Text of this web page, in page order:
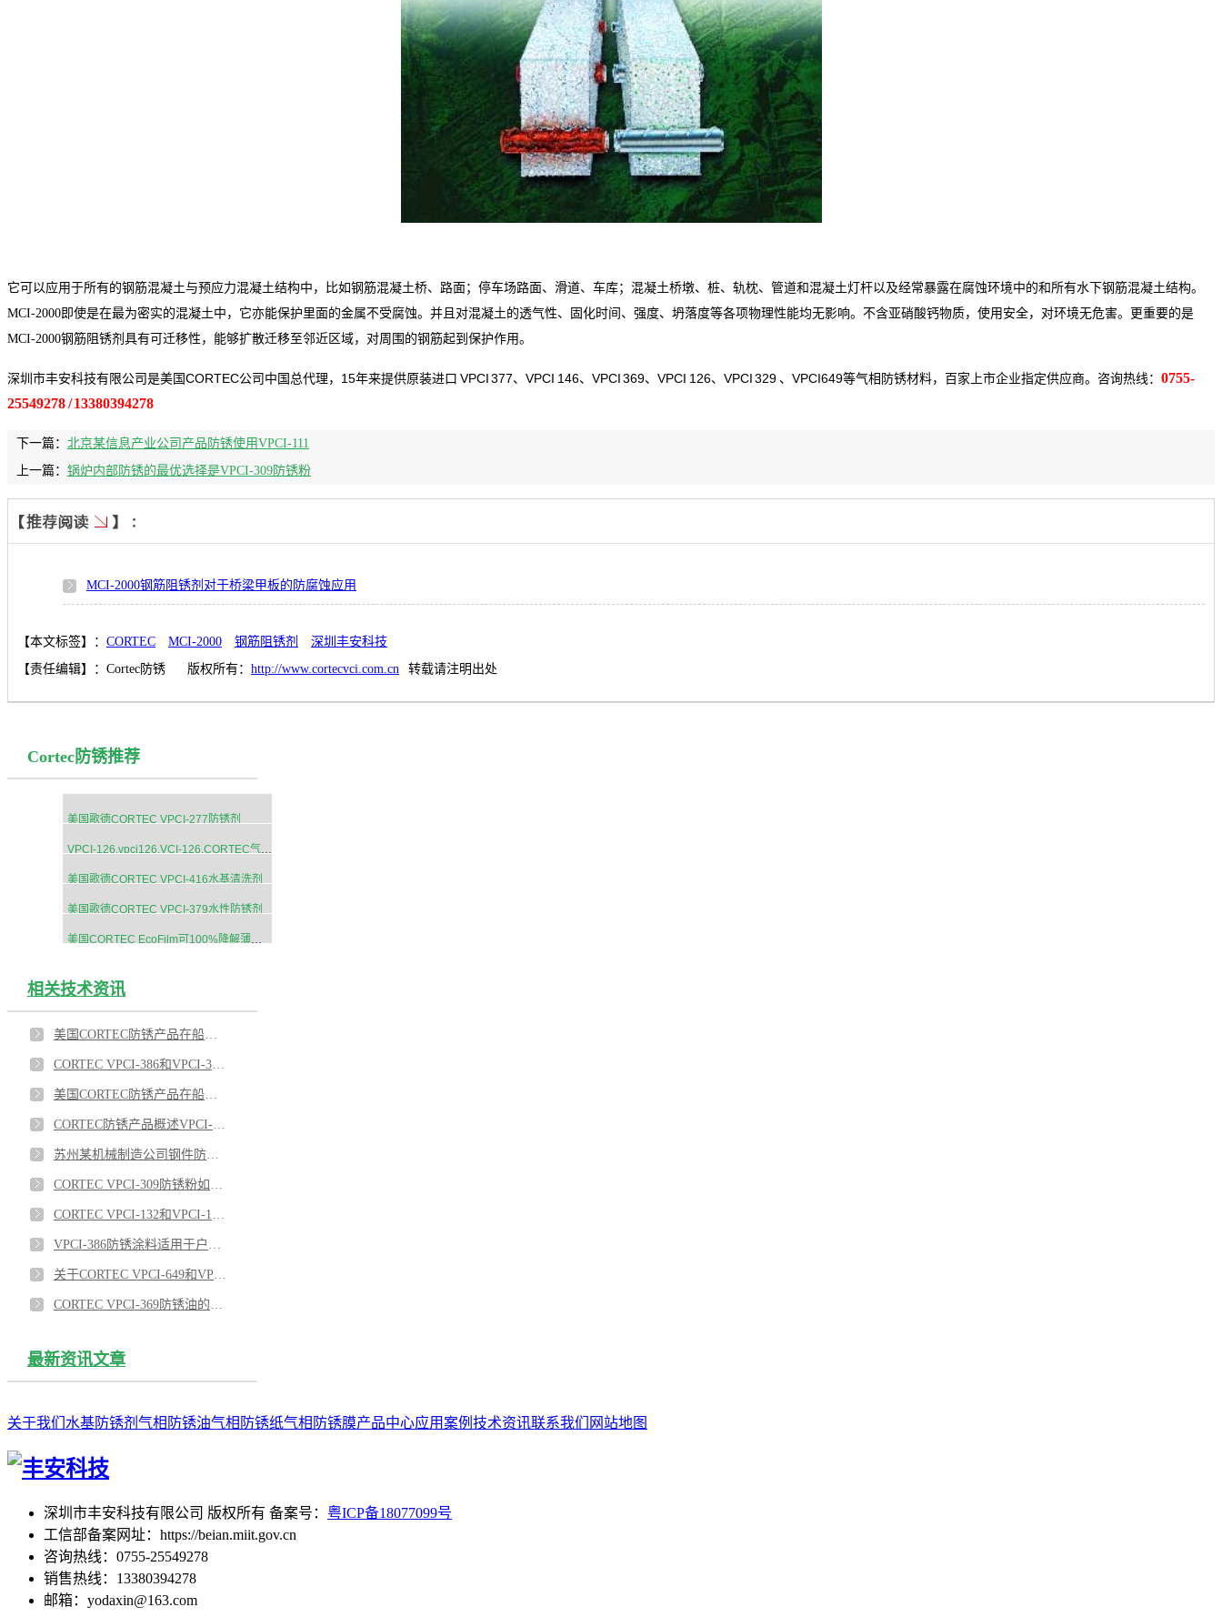
它可以应用于所有的钢筋混凝土与预应力混凝土结构中，比如钢筋混凝土桥、路面；停车场路面、滑道、车库；混凝土桥墩、桩、轨枕、管道和混凝土灯杆以及经常暴露在腐蚀环境中的和所有水下钢筋混凝土结构。
MCI-2000即使是在最为密实的混凝土中，它亦能保护里面的金属不受腐蚀。并且对混凝土的透气性、固化时间、强度、坍落度等各项物理性能均无影响。不含亚硝酸钙物质，使用安全，对环境无危害。更重要的是
MCI-2000钢筋阻锈剂具有可迁移性，能够扩散迁移至邻近区域，对周围的钢筋起到保护作用。
深圳市丰安科技有限公司是美国CORTEC公司中国总代理，15年来提供原装进口 VPCI 377、VPCI 146、VPCI 369、VPCI 126、VPCI 329 、VPCI649等气相防锈材料，百家上市企业指定供应商。咨询热线： 0755-
25549278 / 13380394278
下一篇： 北京某信息产业公司产品防锈使用VPCI-111
上一篇： 锅炉内部防锈的最优选择是VPCI-309防锈粉
MCI-2000钢筋阻锈剂对于桥梁甲板的防腐蚀应用
【本文标签】： CORTEC MCI-2000 钢筋阻锈剂
深圳丰安科技
【责任编辑】： Cortec防锈 版权所有： http://www.cortecvci.com.cn 转载请注明出处
Cortec防锈推荐
美国歌德CORTEC VPCI-277防锈剂
VPCI-126,vpci126,VCI-126,CORTEC气相防锈膜
美国歌德CORTEC VPCI-416水基清洗剂
美国歌德CORTEC VPCI-379水性防锈剂
美国CORTEC EcoFilm可100%降解薄膜袋
相关技术资讯
最新资讯文章
关于我们 水基防锈剂 气相防锈油气相防锈纸气相防锈膜产品中心应用案例 技术资讯联系我们 网站地图
深圳市丰安科技有限公司 版权所有 备案号： 粤ICP备18077099号
工信部备案网址：https://beian.miit.gov.cn
咨询热线：0755-25549278
销售热线：13380394278
邮箱：yodaxin@163.com